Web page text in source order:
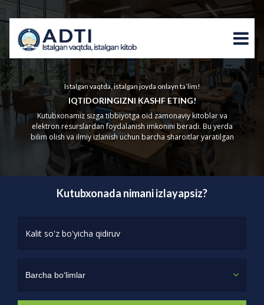
Istalgan vaqtda, istalgan joyda onlayn ta’lim!
IQTIDORINGIZNI KASHF ETING!
Kutubxonamiz sizga tibbiyotga oid zamonaviy kitoblar va
elektron resurslardan foydalanish imkonini beradi. Bu yerda
bilim olish va ilmiy izlanish uchun barcha sharoitlar yaratilgan
Kutubxonada nimani izlayapsiz?
Barcha bo‘limlar